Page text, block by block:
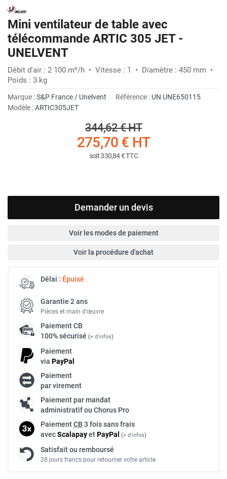
Mini ventilateur de table avec
télécommande ARTIC 305 JET -
UNELVENT
Débit d'air : 2 100 m³/h • Vitesse : 1 • Diamètre : 450 mm •
Poids : 3 kg
Marque :S&P France / Unelvent Référence : UN UNE650115
Modèle :ARTIC305JET
344,62 €HT
275,70 € HT
soit330,84 €TTC
Demander un devis
Voir les modes de paiement
Voir la procédure d'achat
Délai : Épuisé
Garantie 2 ans
Pièces et main d’œuvre
PaiementCB
100% sécurisé (+ d'infos)
Paiement
via PayPal
Paiement
par virement
Paiement par mandat
administratif ou Chorus Pro
PaiementCB 3 fois sans frais
avecScalapayetPayPal (+ d'infos)
Satisfait ou remboursé
28 jours francs pour retourner votre article